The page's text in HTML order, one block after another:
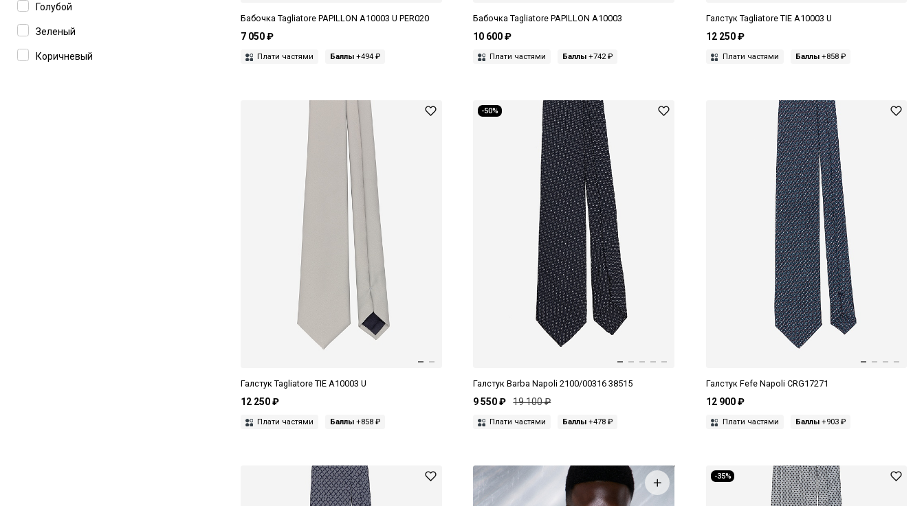
Голубой
Зеленый
Коричневый
Бабочка Tagliatore PAPILLON A10003 U PER020
7 050 ₽
Плати частями Баллы +494 ₽
Бабочка Tagliatore PAPILLON A10003
10 600 ₽
Плати частями Баллы +742 ₽
Галстук Tagliatore TIE A10003 U
12 250 ₽
Плати частями Баллы+858 ₽
Галстук Tagliatore TIE A10003 U
12 250 ₽
Плати частями Баллы +858 ₽
-50%
Галстук Barba Napoli 2100/00316 38515
9 550 ₽ 19 100 ₽
Плати частями Баллы +478 ₽
Галстук Fefe Napoli CRG17271
12 900 ₽
Плати частями Баллы+903 ₽
-35%